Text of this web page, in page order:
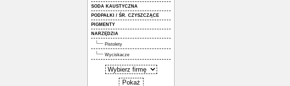
SODA KAUSTYCZNA
PODPAŁKI / ŚR. CZYSZCZĄCE
PIGMENTY
NARZĘDZIA
Pistolety
Wyciskacze